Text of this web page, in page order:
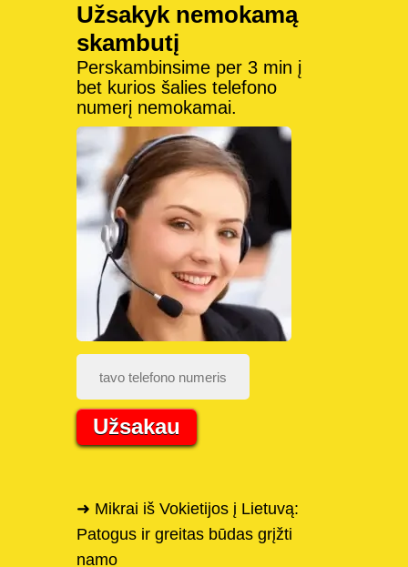
Užsakyk nemokamą
skambutį
Perskambinsime per 3 min į
bet kurios šalies telefono
numerį nemokamai.
Užsakau
➜ Mikrai iš Vokietijos į Lietuvą:
Patogus ir greitas būdas grįžti
namo